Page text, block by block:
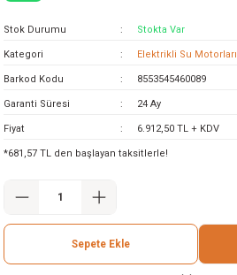
Testereler
Stok Durumu Stokta Var
Kategori Elektrikli Su Motorları
Barkod Kodu 8553545460089
Garanti Süresi 24 Ay
Fiyat 6.912,50 TL + KDV
*681,57 TL den başlayan taksitlerle!
Sepete Ekle